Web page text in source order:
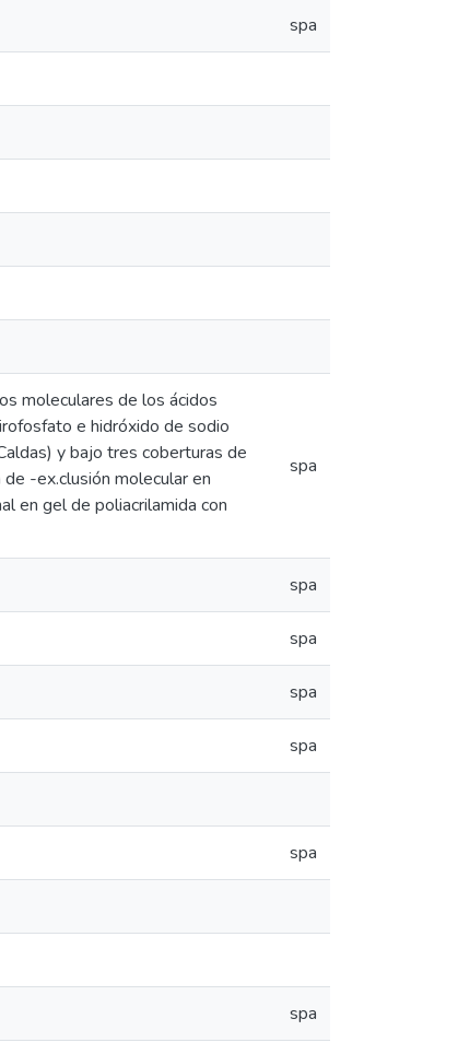
spa
moleculares de los ácidos
e hidróxido de sodio
y bajo tres coberturas de
-ex.clusión molecular en
en gel de poliacrilamida con
spa
spa
spa
spa
spa
spa
spa